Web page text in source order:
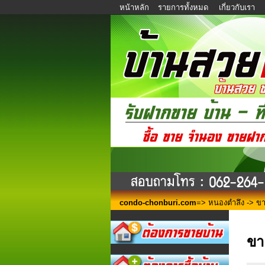
หน้าหลัก รายการทั้งหมด เกี่ยวกับเรา
condo-chonburi.com=> หนองตำลึง -> ข
ข